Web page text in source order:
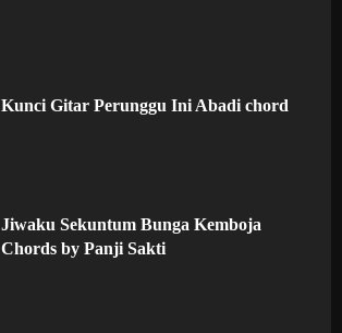
Kunci Gitar Perunggu Ini Abadi chord
Jiwaku Sekuntum Bunga Kemboja
Chords by Panji Sakti